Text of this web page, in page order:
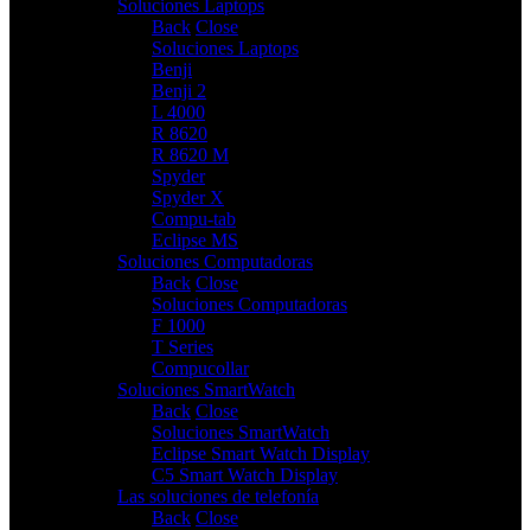
Soluciones Laptops
Back Close
Soluciones Laptops
Benji
Benji 2
L 4000
R 8620
R 8620 M
Spyder
Spyder X
Compu-tab
Eclipse MS
Soluciones Computadoras
Back Close
Soluciones Computadoras
F 1000
T Series
Compucollar
Soluciones SmartWatch
Back Close
Soluciones SmartWatch
Eclipse Smart Watch Display
C5 Smart Watch Display
Las soluciones de telefonía
Back Close